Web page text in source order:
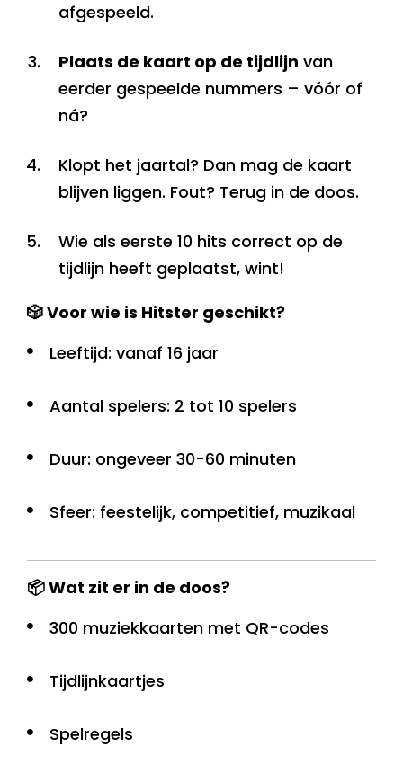
afgespeeld.
Plaats de kaart op de tijdlijn van
eerder gespeelde nummers – vóór of
ná?
Klopt het jaartal? Dan mag de kaart
blijven liggen. Fout? Terug in de doos.
Wie als eerste 10 hits correct op de
tijdlijn heeft geplaatst, wint!
🎲 Voor wie is Hitster geschikt?
Leeftijd: vanaf 16 jaar
Aantal spelers: 2 tot 10 spelers
Duur: ongeveer 30-60 minuten
Sfeer: feestelijk, competitief, muzikaal
📦 Wat zit er in de doos?
300 muziekkaarten met QR-codes
Tijdlijnkaartjes
Spelregels